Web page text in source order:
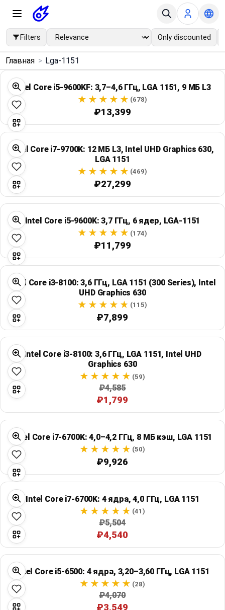
Filters Only discounted
Menu ×
Home
Search
Price Drops
Categories
Brands
Global Price Tracker
Blog
Compare
Plans & Pricing
Log in
Главная > Lga-1151
Intel Core i5-9600KF: 3,7–4,6 ГГц, LGA 1151, 9 МБ L3
(678)
₽13,399
Intel Core i7-9700K: 12 МБ L3, Intel UHD Graphics 630,
LGA 1151
(469)
₽27,299
Intel Core i5-9600K: 3,7 ГГц, 6 ядер, LGA-1151
(174)
₽11,799
Intel Core i3-8100: 3,6 ГГц, LGA 1151 (300 Series), Intel
UHD Graphics 630
(115)
₽7,899
Intel Core i3-8100: 3,6 ГГц, LGA 1151, Intel UHD
Graphics 630
(59)
₽4,585
₽1,799
Intel Core i7-6700K: 4,0–4,2 ГГц, 8 МБ кэш, LGA 1151
(50)
₽9,926
Intel Core i7-6700K: 4 ядра, 4,0 ГГц, LGA 1151
(41)
₽5,504
₽4,540
Intel Core i5-6500: 4 ядра, 3,20–3,60 ГГц, LGA 1151
(28)
₽4,070
₽3,549